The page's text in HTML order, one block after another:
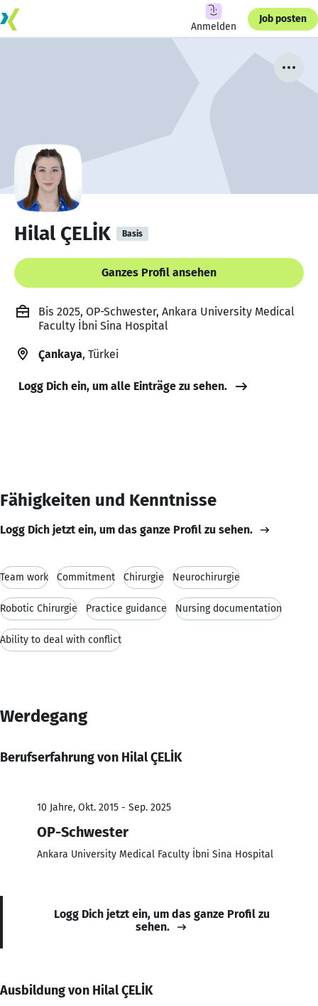
Anmelden
Job posten
Hilal ÇELİK Basis
Ganzes Profil ansehen
Bis 2025, OP-Schwester, Ankara University Medical
Faculty İbni Sina Hospital
Çankaya, Türkei
Logg Dich ein, um alle Einträge zu sehen.
Fähigkeiten und Kenntnisse
Logg Dich jetzt ein, um das ganze Profil zu sehen.
Team work Commitment Chirurgie Neurochirurgie
Robotic Chirurgie Practice guidance Nursing documentation
Ability to deal with conflict
Werdegang
Berufserfahrung von Hilal ÇELİK
10 Jahre, Okt. 2015 - Sep. 2025
OP-Schwester
Ankara University Medical Faculty İbni Sina Hospital
Logg Dich jetzt ein, um das ganze Profil zu
sehen.
Ausbildung von Hilal ÇELİK